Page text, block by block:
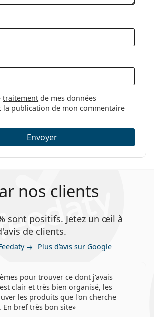
traitement de mes données
la publication de mon commentaire
Envoyer
nos clients
sont positifs. Jetez un œil à
de clients.
Plus d’avis sur Google
pour trouver ce dont j'avais
clair et très bien organisé, les
les produits que l'on cherche
bref très bon site